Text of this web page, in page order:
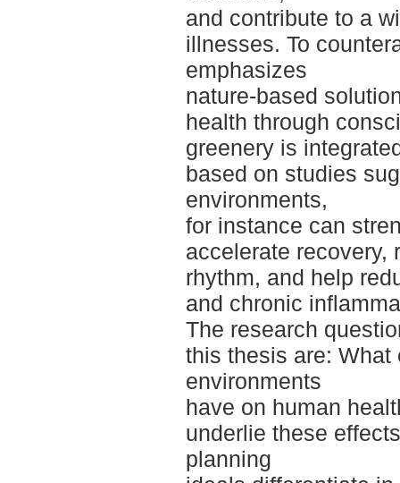
and contribute to a
illnesses. To
emphasizes
nature-based
health through
greenery is
based on studies
environments,
for instance can
accelerate recovery,
rhythm, and help
and chronic
The research
this thesis are: What
environments
have on human
underlie these
planning